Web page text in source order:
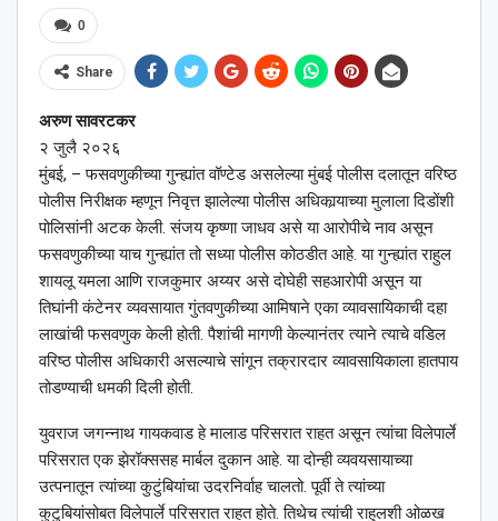
0
Share
अरुण सावरटकर
२ जुलै २०२६
मुंबई, – फसवणुकीच्या गुन्ह्यांत वॉण्टेड असलेल्या मुंबई पोलीस दलातून वरिष्ठ
पोलीस निरीक्षक म्हणून निवृत्त झालेल्या पोलीस अधिकार्‍याच्या मुलाला दिडोंशी
पोलिसांनी अटक केली. संजय कृष्णा जाधव असे या आरोपीचे नाव असून
फसवणुकीच्या याच गुन्ह्यांत तो सध्या पोलीस कोठडीत आहे. या गुन्ह्यांत राहुल
शायलू यमला आणि राजकुमार अय्यर असे दोघेही सहआरोपी असून या
तिघांनी कंटेनर व्यवसायात गुंतवणुकीच्या आमिषाने एका व्यावसायिकाची दहा
लाखांची फसवणुक केली होती. पैशांची मागणी केल्यानंतर त्याने त्याचे वडिल
वरिष्ठ पोलीस अधिकारी असल्याचे सांगून तक्रारदार व्यावसायिकाला हातपाय
तोडण्याची धमकी दिली होती.
युवराज जगन्नाथ गायकवाड हे मालाड परिसरात राहत असून त्यांचा विलेपार्ले
परिसरात एक झेरॉक्ससह मार्बल दुकान आहे. या दोन्ही व्यवयसायाच्या
उत्पनातून त्यांच्या कुटुंबियांचा उदरनिर्वाह चालतो. पूर्वी ते त्यांच्या
कुटुबियांसोबत विलेपार्ले परिसरात राहत होते. तिथेच त्यांची राहुलशी ओळख